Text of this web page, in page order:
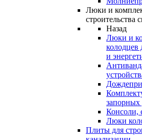
Люки и
строительства
Назад
Люки и
колодцев
и
запорных
Консоли,
Люки
Плиты для